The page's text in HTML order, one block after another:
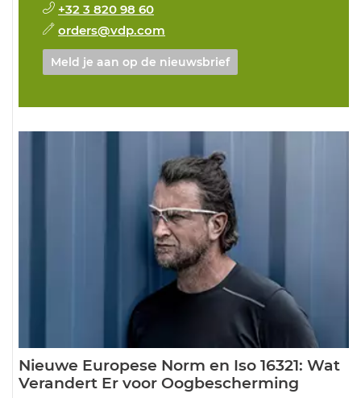
+32 3 820 98 60
orders@vdp.com
Meld je aan op de nieuwsbrief
Nieuwe Europese Norm en Iso 16321: Wat
Verandert Er voor Oogbescherming